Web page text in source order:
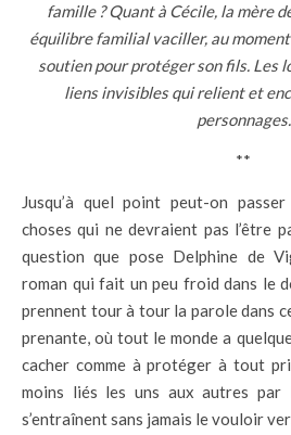
famille ? Quant à Cécile, la mère
équilibre familial vaciller, au
soutien pour protéger son fils. Les
liens invisibles qui relient et
personnages.
**
Jusqu’à quel point peut-on
choses qui ne devraient pas l’être
question que pose Delphine de
roman qui fait un peu froid dans le
prennent tour à tour la parole dans
prenante, où tout le monde a
cacher comme à protéger à tout
moins liés les uns aux autres par
s’entraînent sans jamais le vouloir